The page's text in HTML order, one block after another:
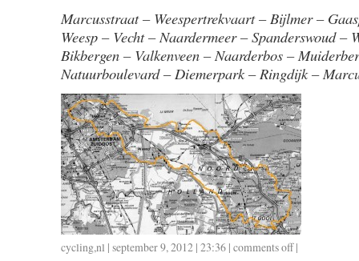
Marcusstraat – Weespertrekvaart – Bijlmer –
Weesp – Vecht – Naardermeer – Spanderswoud –
Bikbergen – Valkenveen – Naarderbos –
Natuurboulevard – Diemerpark – Ringdijk –
cycling,nl | september 9, 2012 | 23:36 | comments offon
|